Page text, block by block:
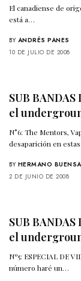
El canadiense de
está a…
BY ANDRÉS PANES
10 DE JULIO DE 2008
SUB
el
N°6: The Mentors,
desaparición en
BY HERMANO
2 DE JUNIO DE 2008
SUB
el
Nº5: ESPECIAL DE
número haré un…